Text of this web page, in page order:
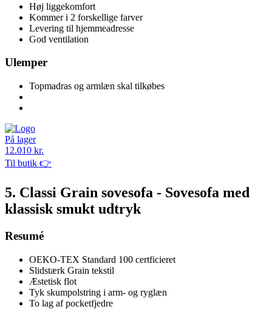
Høj liggekomfort
Kommer i 2 forskellige farver
Levering til hjemmeadresse
God ventilation
Ulemper
Topmadras og armlæn skal tilkøbes
På lager
12.010 kr.
Til butik 👉
5. Classi Grain sovesofa - Sovesofa med
klassisk smukt udtryk
Resumé
OEKO-TEX Standard 100 certficieret
Slidstærk Grain tekstil
Æstetisk flot
Tyk skumpolstring i arm- og ryglæn
To lag af pocketfjedre